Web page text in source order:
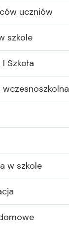
uczniów
szkole
Szkoła
wczesnoszkolna
w szkole